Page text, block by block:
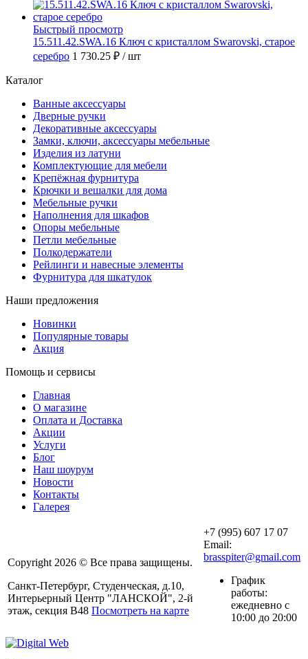
Быстрый просмотр
15.511.42.SWA.16 Ключ с кристаллом Swarovski, старое
серебро 1 730.25 ₽ / шт
Каталог
Ванные аксессуары
Дверные ручки
Декоративные аксессуары
Замки, ключи, аксессуары мебельные
Изделия из латуни
Комплектующие для мебели
Крепёжная фурнитура
Крючки и вешалки для дома
Мебельные ручки
Наполнения для шкафов
Опоры мебельные
Петли мебельные
Полкодержатели
Рейлинги и навесные элементы
Фурнитура для шкатулок
Наши предложения
Новинки
Популярные товары
Акция
Помощь и сервисы
Главная
О магазине
Оплата и Доставка
Акции
Услуги
Блог
Наш шоурум
Новости
Контакты
Галерея
Copyright 2026 © Все права защищены.
Санкт-Петербург, Студенческая, д.10,
Интерьерный Центр "ЛАНСКОЙ", 2-й
этаж, секция В48 Посмотреть на карте
+7 (995) 607 17 07
Email:
brasspiter@gmail.com
График
работы:
ежедневно с
10:00 до 20:00